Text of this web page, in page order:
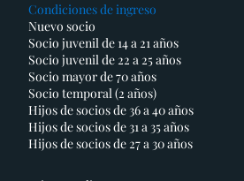
Condiciones de ingreso
Nuevo socio
Socio juvenil de 14 a 21 años
Socio juvenil de 22 a 25 años
Socio mayor de 70 años
Socio temporal (2 años)
Hijos de socios de 36 a 40 años
Hijos de socios de 31 a 35 años
Hijos de socios de 27 a 30 años